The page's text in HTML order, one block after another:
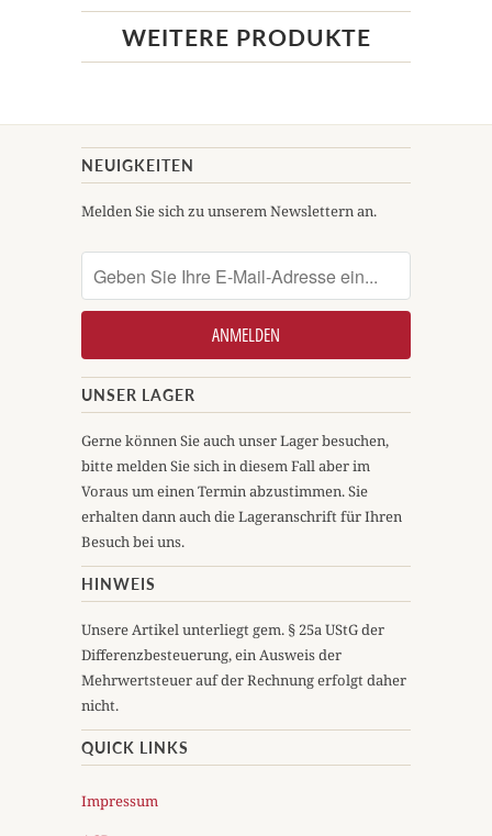
WEITERE PRODUKTE
NEUIGKEITEN
Melden Sie sich zu unserem Newslettern an.
UNSER LAGER
Gerne können Sie auch unser Lager besuchen,
bitte melden Sie sich in diesem Fall aber im
Voraus um einen Termin abzustimmen. Sie
erhalten dann auch die Lageranschrift für Ihren
Besuch bei uns.
HINWEIS
Unsere Artikel unterliegt gem. § 25a UStG der
Differenzbesteuerung, ein Ausweis der
Mehrwertsteuer auf der Rechnung erfolgt daher
nicht.
QUICK LINKS
Impressum